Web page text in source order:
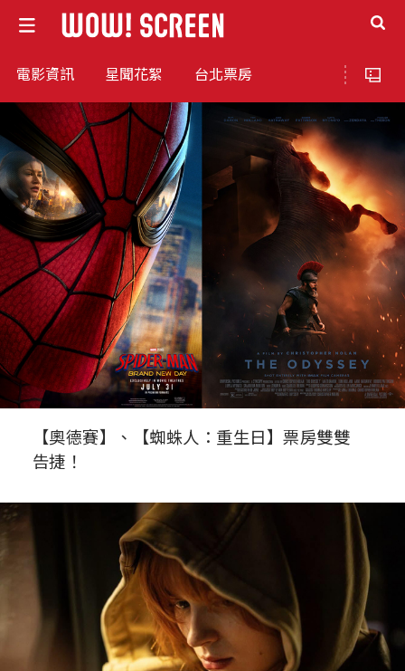
電影資訊 星聞花絮 台北票房
【奧德賽】、【蜘蛛人：重生日】票房雙雙
告捷！